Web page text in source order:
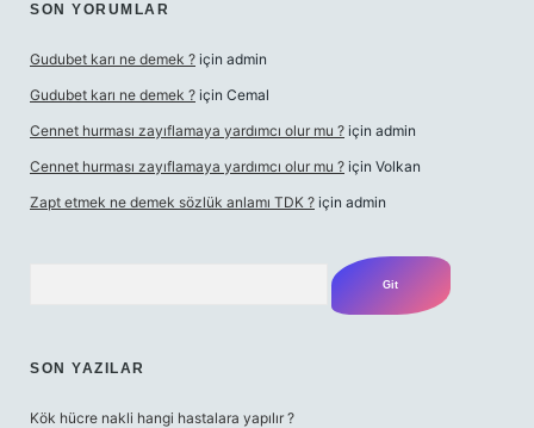
SIDEBAR
SON YORUMLAR
Gudubet karı ne demek ? için admin
Gudubet karı ne demek ? için Cemal
Cennet hurması zayıflamaya yardımcı olur mu ? için admin
Cennet hurması zayıflamaya yardımcı olur mu ? için Volkan
Zapt etmek ne demek sözlük anlamı TDK ? için admin
SON YAZILAR
Kök hücre nakli hangi hastalara yapılır ?